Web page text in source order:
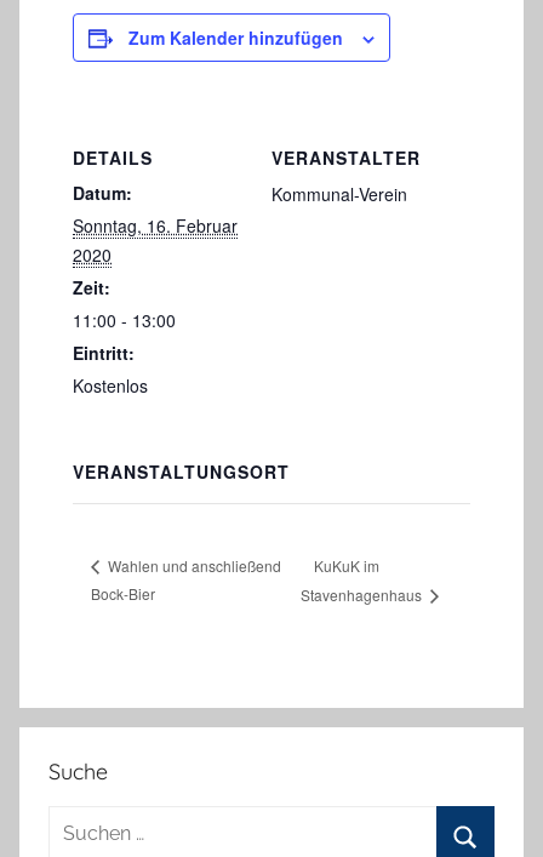
Zum Kalender hinzufügen
DETAILS
Datum:
Sonntag, 16. Februar
2020
Zeit:
11:00 - 13:00
Eintritt:
Kostenlos
VERANSTALTER
Kommunal-Verein
VERANSTALTUNGSORT
Wahlen und anschließend
Bock-Bier
KuKuK im
Stavenhagenhaus
Suche
Suchen